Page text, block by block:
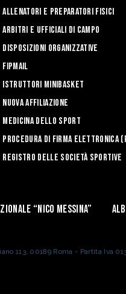
Allenatori e Preparatori fisici
Arbitri e Ufficiali di Campo
Disposizioni Organizzative
FIPmail
Istruttori Minibasket
Nuova affiliazione
Medicina dello sport
Procedura di firma elettronica
Registro delle Società Sportive
“Nico Messina”
113, 00189 Roma - Partita Iva